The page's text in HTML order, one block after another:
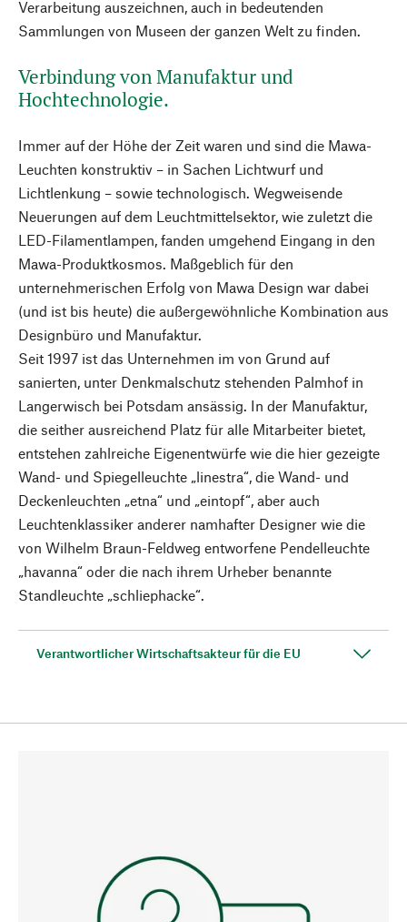
Verarbeitung auszeichnen, auch in bedeutenden
Sammlungen von Museen der ganzen Welt zu finden.
Verbindung von Manufaktur und
Hochtechnologie.
Immer auf der Höhe der Zeit waren und sind die Mawa-
Leuchten konstruktiv – in Sachen Lichtwurf und
Lichtlenkung – sowie technologisch. Wegweisende
Neuerungen auf dem Leuchtmittelsektor, wie zuletzt die
LED-Filamentlampen, fanden umgehend Eingang in den
Mawa-Produktkosmos. Maßgeblich für den
unternehmerischen Erfolg von Mawa Design war dabei
(und ist bis heute) die außergewöhnliche Kombination aus
Designbüro und Manufaktur.
Seit 1997 ist das Unternehmen im von Grund auf
sanierten, unter Denkmalschutz stehenden Palmhof in
Langerwisch bei Potsdam ansässig. In der Manufaktur,
die seither ausreichend Platz für alle Mitarbeiter bietet,
entstehen zahlreiche Eigenentwürfe wie die hier gezeigte
Wand- und Spiegelleuchte „linestra“, die Wand- und
Deckenleuchten „etna“ und „eintopf“, aber auch
Leuchtenklassiker anderer namhafter Designer wie die
von Wilhelm Braun-Feldweg entworfene Pendelleuchte
„havanna“ oder die nach ihrem Urheber benannte
Standleuchte „schliephacke“.
Verantwortlicher Wirtschaftsakteur für die EU